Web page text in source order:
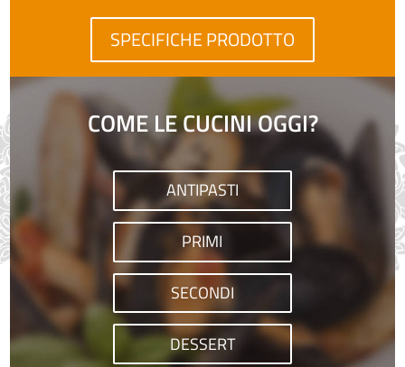
SPECIFICHE PRODOTTO
COME LE CUCINI OGGI?
ANTIPASTI
PRIMI
SECONDI
DESSERT